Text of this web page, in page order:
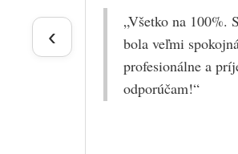
‹
„Všetko na 100%.
bola veľmi
profesionálne a
odporúčam!“